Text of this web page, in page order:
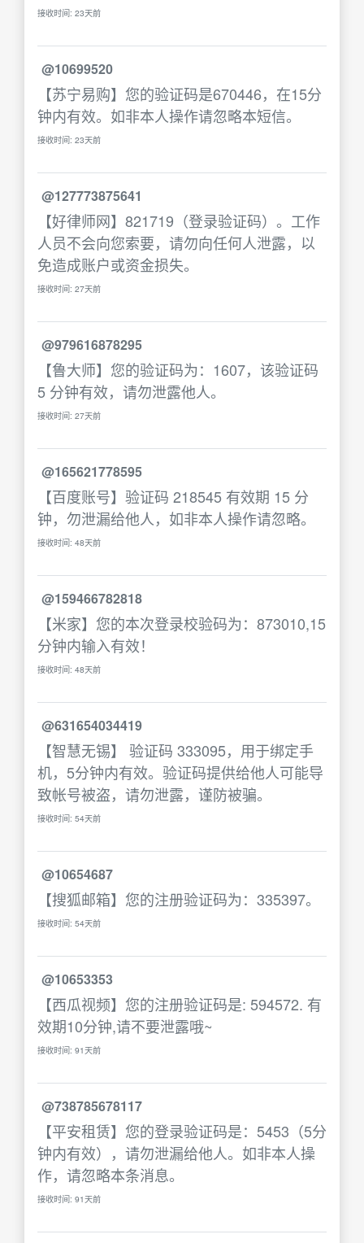
接收时间: 23天前
@10699520
【苏宁易购】您的验证码是670446，在15分
钟内有效。如非本人操作请忽略本短信。
接收时间: 23天前
@127773875641
【好律师网】821719（登录验证码）。工作
人员不会向您索要，请勿向任何人泄露，以
免造成账户或资金损失。
接收时间: 27天前
@979616878295
【鲁大师】您的验证码为：1607，该验证码
5 分钟有效，请勿泄露他人。
接收时间: 27天前
@165621778595
【百度账号】验证码 218545 有效期 15 分
钟，勿泄漏给他人，如非本人操作请忽略。
接收时间: 48天前
@159466782818
【米家】您的本次登录校验码为：873010,15
分钟内输入有效！
接收时间: 48天前
@631654034419
【智慧无锡】 验证码 333095，用于绑定手
机，5分钟内有效。验证码提供给他人可能导
致帐号被盗，请勿泄露，谨防被骗。
接收时间: 54天前
@10654687
【搜狐邮箱】您的注册验证码为：335397。
接收时间: 54天前
@10653353
【西瓜视频】您的注册验证码是: 594572. 有
效期10分钟,请不要泄露哦~
接收时间: 91天前
@738785678117
【平安租赁】您的登录验证码是：5453（5分
钟内有效），请勿泄漏给他人。如非本人操
作，请忽略本条消息。
接收时间: 91天前